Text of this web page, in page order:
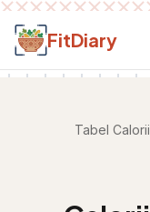
Salt la conținut
FitDiary
Tabel Calorii